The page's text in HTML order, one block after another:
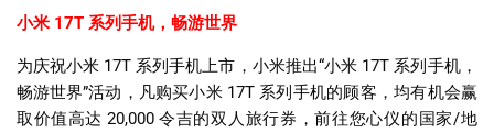
小米 17T 系列手机，畅游世界
为庆祝小米 17T 系列手机上市，小米推出“小米 17T 系列手机，
畅游世界”活动，凡购买小米 17T 系列手机的顾客，均有机会赢
取价值高达 20,000 令吉的双人旅行券，前往您心仪的国家/地